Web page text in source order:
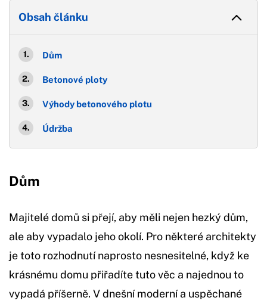
Obsah článku
Dům
Betonové ploty
Výhody betonového plotu
Údržba
Dům
Majitelé domů si přejí, aby měli nejen hezký dům,
ale aby vypadalo jeho okolí. Pro některé architekty
je toto rozhodnutí naprosto nesnesitelné, když ke
krásnému domu přiřadíte tuto věc a najednou to
vypadá příšerně. V dnešní moderní a uspěchané